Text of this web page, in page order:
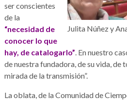
Julita Núñez y
ser conscientes
de la
“necesidad de
conocer lo que
hay, de catalogarlo”. En nuestro
de nuestra fundadora, de su vida, de
mirada de la transmisión”.
La oblata, de la Comunidad de